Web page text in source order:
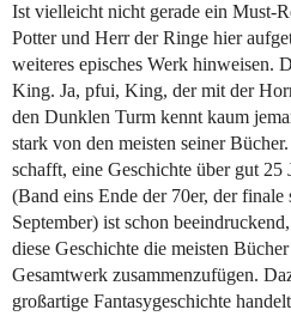
Ist vielleicht nicht gerade ein Must-
Potter und Herr der Ringe hier
weiteres episches Werk hinweisen.
King. Ja, pfui, King, der mit der
den Dunklen Turm kennt kaum
stark von den meisten seiner
schafft, eine Geschichte über gut 25
(Band eins Ende der 70er, der
September) ist schon
diese Geschichte die meisten
Gesamtwerk zusammenzufügen.
großartige Fantasygeschichte